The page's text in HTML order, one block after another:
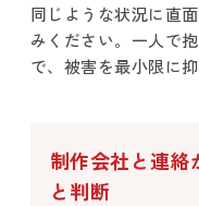
同じような状況に直
みください。一人で
で、被害を最小限に
制作会社と連絡
と判断